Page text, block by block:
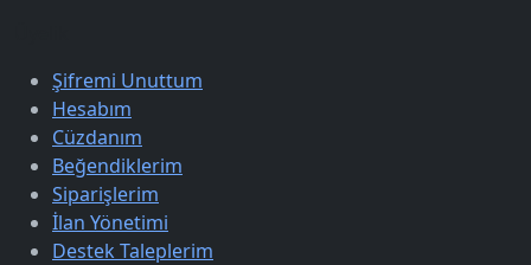
Şifremi Unuttum
Hesabım
Cüzdanım
Beğendiklerim
Siparişlerim
İlan Yönetimi
Destek Taleplerim